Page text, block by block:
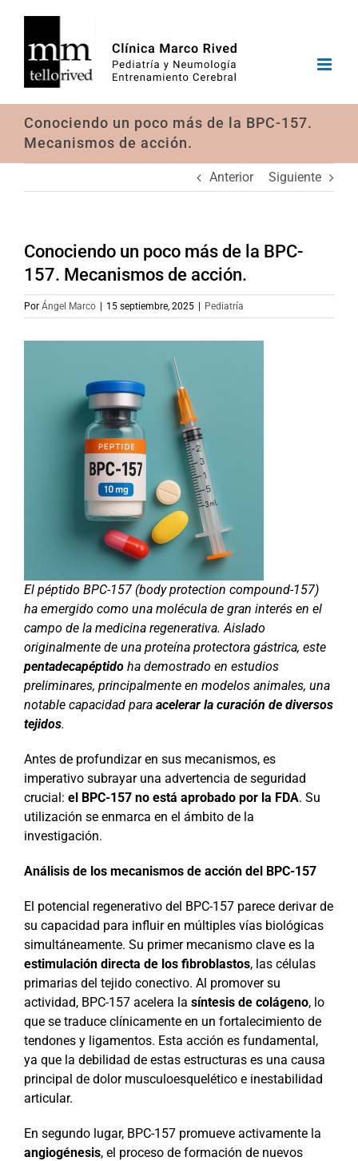
contenido
Conociendo un poco más de la BPC-157.
Mecanismos de acción.
Anterior Siguiente
Conociendo un poco más de la BPC-
157. Mecanismos de acción.
Por Ángel Marco 15 septiembre, 2025 Pediatría
El péptido BPC-157 (body protection compound-157)
ha emergido como una molécula de gran interés en el
campo de la medicina regenerativa. Aislado
originalmente de una proteína protectora gástrica, este
pentadecapéptidoha demostrado en estudios
preliminares, principalmente en modelos animales, una
notable capacidad para acelerar la curación de diversos
tejidos.
Antes de profundizar en sus mecanismos, es
imperativo subrayar una advertencia de seguridad
crucial: el BPC-157 no está aprobado por la FDA. Su
utilización se enmarca en el ámbito de la
investigación.
Análisis de los mecanismos de acción del BPC-157
El potencial regenerativo del BPC-157 parece derivar de
su capacidad para influir en múltiples vías biológicas
simultáneamente. Su primer mecanismo clave es la
estimulación directa de los fibroblastos, las células
primarias del tejido conectivo. Al promover su
actividad, BPC-157 acelera la síntesis de colágeno, lo
que se traduce clínicamente en un fortalecimiento de
tendones y ligamentos. Esta acción es fundamental,
ya que la debilidad de estas estructuras es una causa
principal de dolor musculoesquelético e inestabilidad
articular.
En segundo lugar, BPC-157 promueve activamente la
angiogénesis, el proceso de formación de nuevos